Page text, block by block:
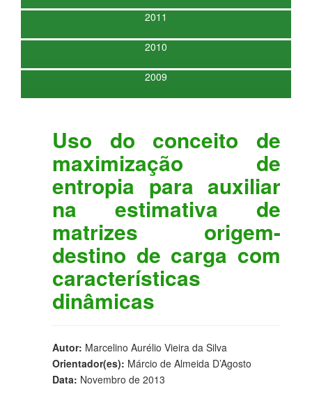
2011
2010
2009
Uso do conceito de
maximização de
entropia para auxiliar
na estimativa de
matrizes origem-
destino de carga com
características
dinâmicas
Autor: Marcelino Aurélio Vieira da Silva
Orientador(es): Márcio de Almeida D’Agosto
Data: Novembro de 2013